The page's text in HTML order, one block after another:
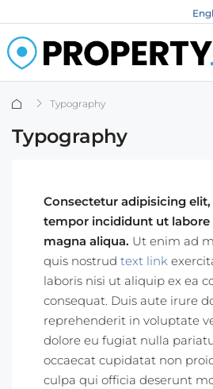
Typography
Typography
Consectetur adipisicing
tempor incididunt ut labore
magna aliqua. Ut enim ad
quis nostrud text link
laboris nisi ut aliquip ex ea
consequat. Duis aute irure
reprehenderit in voluptate
dolore eu fugiat nulla
occaecat cupidatat non
culpa qui officia deserunt